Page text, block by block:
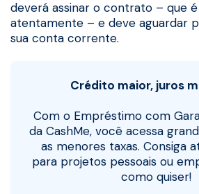
deverá assinar o contrato – que
atentamente – e deve aguardar
sua conta corrente.
Crédito maior, juros
Com o Empréstimo com
da CashMe, você acessa
as menores taxas. Consiga
para projetos pessoais ou
como quiser!